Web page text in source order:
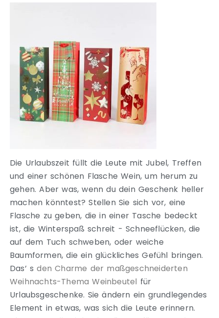
Die Urlaubszeit füllt die Leute mit Jubel, Treffen
und einer schönen Flasche Wein, um herum zu
gehen. Aber was, wenn du dein Geschenk heller
machen könntest? Stellen Sie sich vor, eine
Flasche zu geben, die in einer Tasche bedeckt
ist, die Winterspaß schreit - Schneeflücken, die
auf dem Tuch schweben, oder weiche
Baumformen, die ein glückliches Gefühl bringen.
Das’ sden Charme der maßgeschneiderten
Weihnachts-Thema Weinbeutel für
Urlaubsgeschenke. Sie ändern ein grundlegendes
Element in etwas, was sich die Leute erinnern.